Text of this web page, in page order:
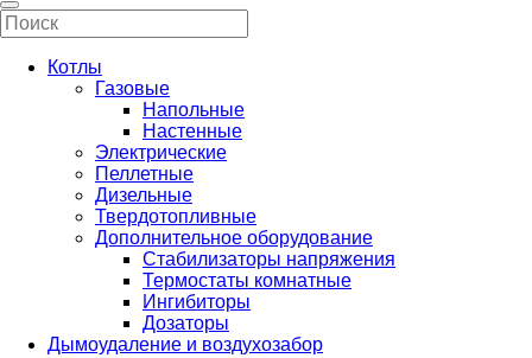
Котлы
Газовые
Напольные
Настенные
Электрические
Пеллетные
Дизельные
Твердотопливные
Дополнительное оборудование
Стабилизаторы напряжения
Термостаты комнатные
Ингибиторы
Дозаторы
Дымоудаление и воздухозабор